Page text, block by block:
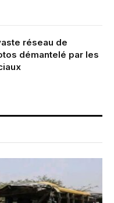
réseau de
démantelé par les